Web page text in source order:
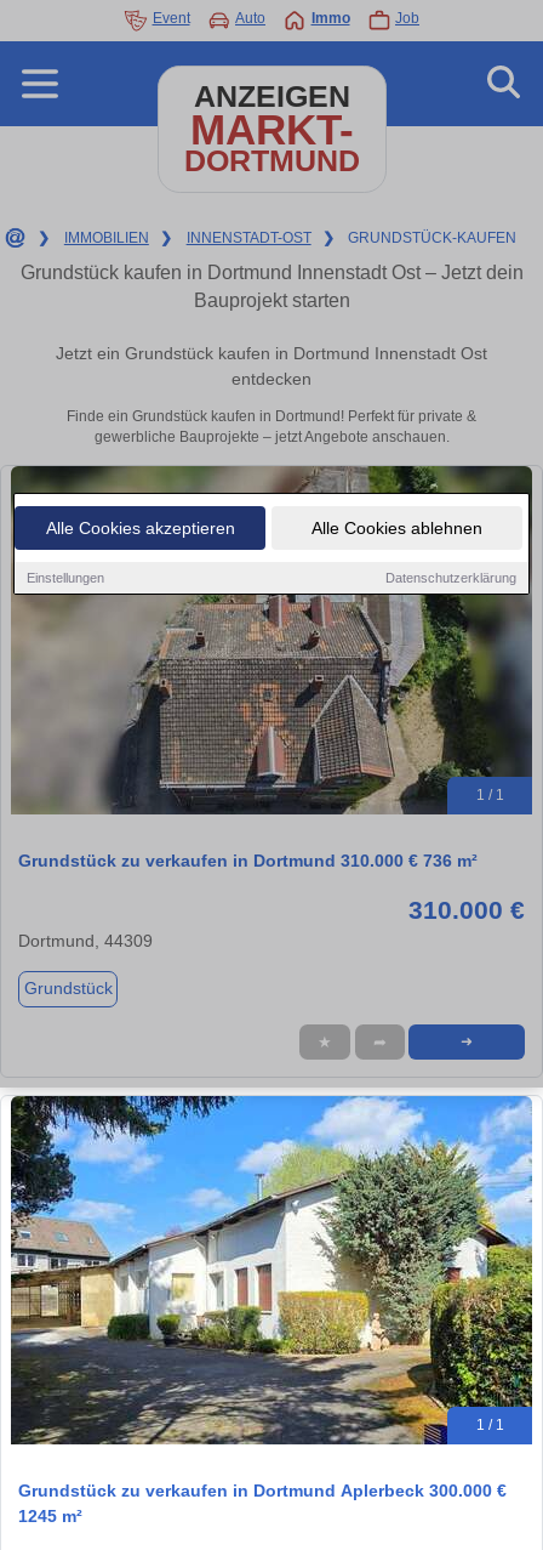
Alle Cookies akzeptieren Alle Cookies ablehnen
Einstellungen Datenschutzerklärung
Event Auto Immo Job
ANZEIGEN
MARKT-
DORTMUND
❯ IMMOBILIEN ❯ INNENSTADT-OST ❯ GRUNDSTÜCK-KAUFEN
Grundstück kaufen in Dortmund Innenstadt Ost – Jetzt dein
Bauprojekt starten
Jetzt ein Grundstück kaufen in Dortmund Innenstadt Ost
entdecken
Finde ein Grundstück kaufen in Dortmund! Perfekt für private &
gewerbliche Bauprojekte – jetzt Angebote anschauen.
1 / 1
Grundstück zu verkaufen in Dortmund 310.000 € 736 m²
310.000 €
Dortmund, 44309
Grundstück
★ ➦ ➜
1 / 1
Grundstück zu verkaufen in Dortmund Aplerbeck 300.000 €
1245 m²